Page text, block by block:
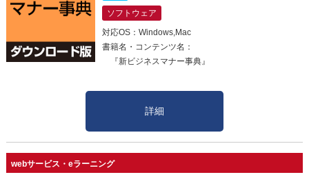
ソフトウェア
対応OS：Windows,Mac
書籍名・コンテンツ名：
『新ビジネスマナー事典』
詳細
webサービス・eラーニング